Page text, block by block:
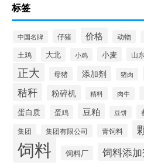
标签
中国名牌 仔猪 价格 动物
土鸡 大北 小鸡 小麦 山
正大 母猪 添加剂 猪肉
秸秆 粉碎机 精料 肉牛
蛋白质 蛋鸡 豆粕 豆饼
集团 集团有限公司 青饲料
饲料 饲料厂 饲料添